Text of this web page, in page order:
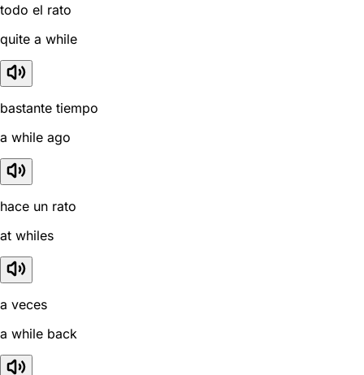
todo el rato
quite a while
bastante tiempo
a while ago
hace un rato
at whiles
a veces
a while back